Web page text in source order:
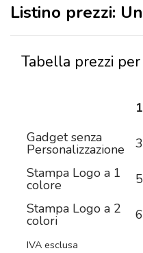
Listino prezzi:
Tabella prezzi
Gadget senza
Personalizzazione
Stampa Logo a 1
colore
Stampa Logo a 2
colori
IVA esclusa